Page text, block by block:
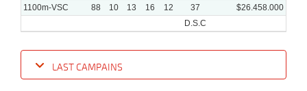
1100m-VSC
88 10 13 16 12 37
$26.458.000
D.S.C
LAST CAMPAINS